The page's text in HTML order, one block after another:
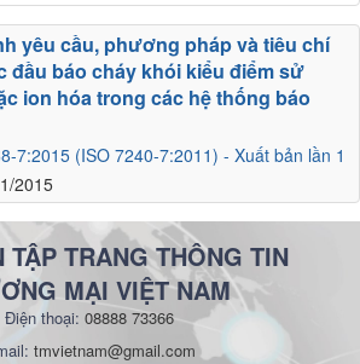
7:2015 (ISO 7240-7:2011) - Xuất bản lần 1
2015
yêu cầu, phương pháp và tiêu chí
đầu báo cháy khói kiểu điểm sử
ion hóa trong các hệ thống báo
TẬP TRANG THÔNG TIN
MẠI VIỆT NAM
Điện thoại: 08888 73366
tmvietnam@gmail.com